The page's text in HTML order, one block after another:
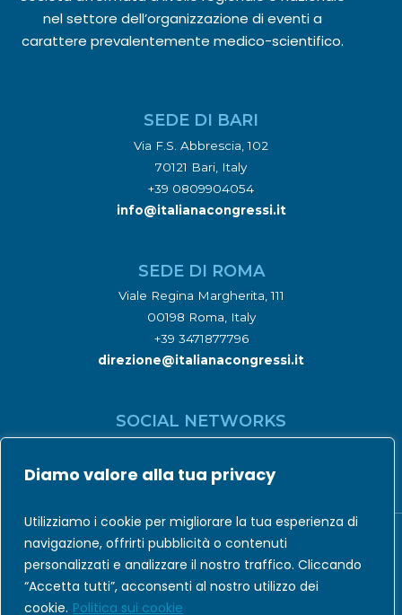
Diamo valore alla tua privacy
Utilizziamo i cookie per migliorare la tua esperienza di
navigazione, offrirti pubblicità o contenuti
personalizzati e analizzare il nostro traffico. Cliccando
“Accetta tutti”, acconsenti al nostro utilizzo dei
cookie. Politica sui cookie
nel settore dell’organizzazione di eventi a
carattere prevalentemente medico-scientifico.
SEDE DI BARI
Via F.S. Abbrescia, 102
70121 Bari, Italy
+39 0809904054
info@italianacongressi.it
SEDE DI ROMA
Viale Regina Margherita, 111
00198 Roma, Italy
+39 3471877796
direzione@italianacongressi.it
SOCIAL NETWORKS
Codice Etico|Privacy Policy | Cookie Policy